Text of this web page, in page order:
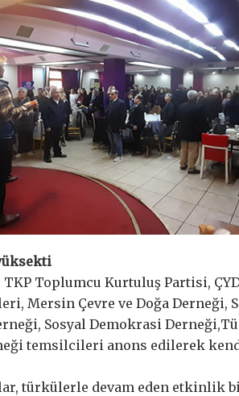
Toplumcu Kurtuluş Partisi,
Mersin Çevre ve Doğa Derneği,
Sosyal Demokrasi
temsilcileri anons edilerek
türkülerle devam eden etkinlik